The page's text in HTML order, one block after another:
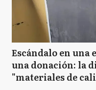
Escándalo en una
una donación: la
"materiales de